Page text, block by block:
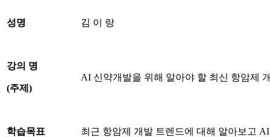
성명 김 이 랑
강의 명
(주제 )
AI 신약개발을 위해 알아야 할 최신 항암제
학습목표 최근 항암제 개발 트렌드에 대해 알아보고